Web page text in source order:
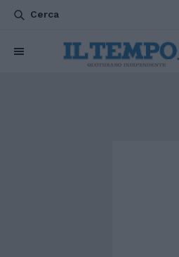
Cerca